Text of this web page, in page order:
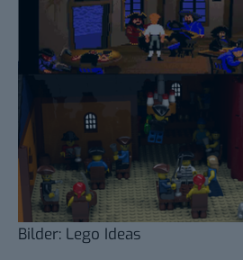
Bilder: Lego Ideas